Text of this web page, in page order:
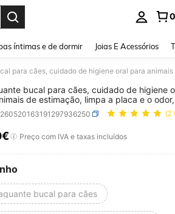
0
íntimas e de dormir Joias E Acessórios
bucal para cães, cuidado de higiene
de estimação, limpa a placa e o odor,
concebido para cães, fácil de
com água para uso diário, limpa
a cavidade oral, amolece e remove a
refresca eficazmente o hálito, o uso
(2
AND
Preço com IVA e taxas incluídos
bucal para cães